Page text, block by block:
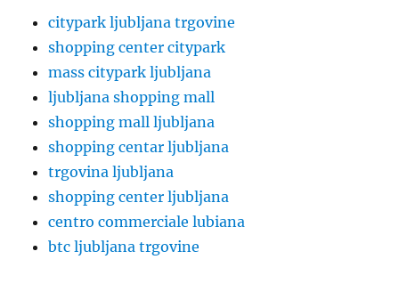
citypark ljubljana trgovine
shopping center citypark
mass citypark ljubljana
ljubljana shopping mall
shopping mall ljubljana
shopping centar ljubljana
trgovina ljubljana
shopping center ljubljana
centro commerciale lubiana
btc ljubljana trgovine